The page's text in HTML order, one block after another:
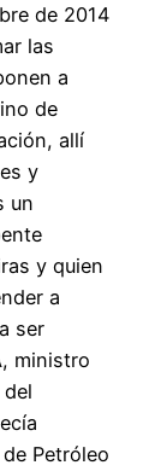
de 2014
las
a
de
allí
y
un
y quien
a
ser
ministro
Petróleo